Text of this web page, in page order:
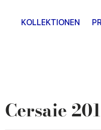
KOLLEKTIONEN
Cersaie